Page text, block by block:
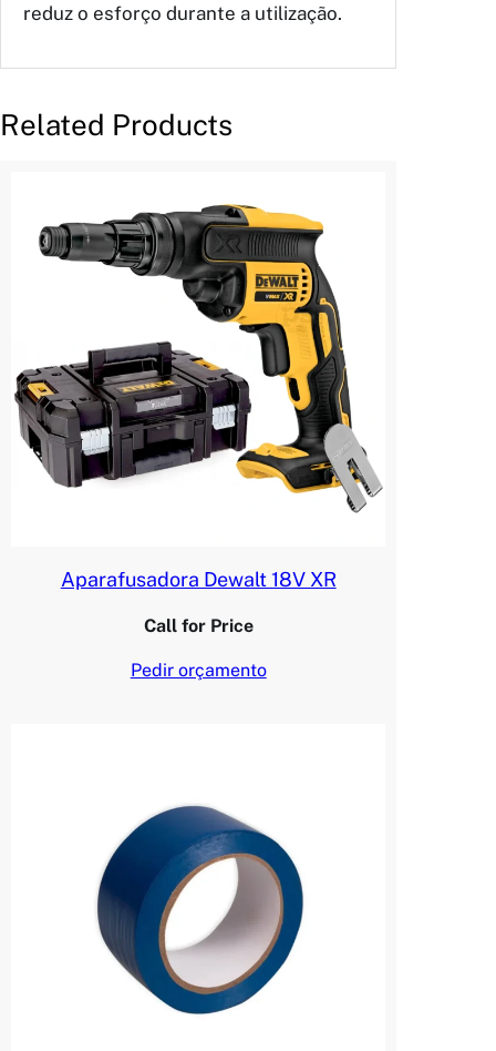
reduz o esforço durante a utilização.
Related Products
Aparafusadora Dewalt 18V XR
Call for Price
Pedir orçamento